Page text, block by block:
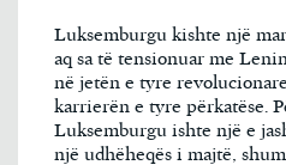
Luksemburgu kishte një
aq sa të tensionuar me
në jetën e tyre
karrierën e tyre përkatëse.
Luksemburgu ishte një e
një udhëheqës i majtë,